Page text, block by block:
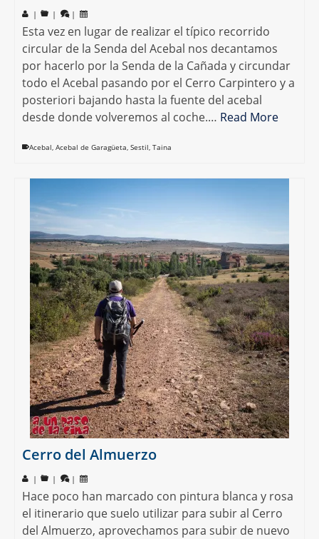
| | |
Esta vez en lugar de realizar el típico recorrido
circular de la Senda del Acebal nos decantamos
por hacerlo por la Senda de la Cañada y circundar
todo el Acebal pasando por el Cerro Carpintero y a
posteriori bajando hasta la fuente del acebal
desde donde volveremos al coche.… Read More
Acebal, Acebal de Garagüeta, Sestil, Taina
Cerro del Almuerzo
| | |
Hace poco han marcado con pintura blanca y rosa
el itinerario que suelo utilizar para subir al Cerro
del Almuerzo, aprovechamos para subir de nuevo